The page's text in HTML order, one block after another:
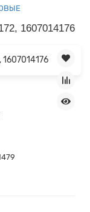
1607014176